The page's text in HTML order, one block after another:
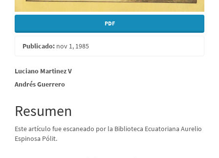
PDF
Publicado: nov 1, 1985
Contenido
principal
del
artículo
Luciano Martinez V
Andrés Guerrero
Resumen
Este artículo fue escaneado por la Biblioteca Ecuatoriana Aurelio
Espinosa Pólit.